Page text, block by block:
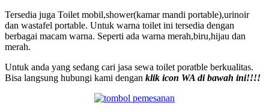
Tersedia juga Toilet mobil,shower(kamar mandi portable),urinoir
dan wastafel portable. Untuk warna toilet ini tersedia dengan
berbagai macam warna. Seperti ada warna merah,biru,hijau dan
merah.
Untuk anda yang sedang cari jasa sewa toilet poratble berkualitas.
Bisa langsung hubungi kami dengan klik icon WA di bawah ini!!!!